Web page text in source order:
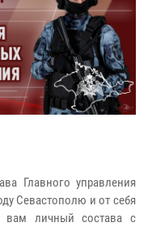
Главного управления
Севастополю и от себя
вам личный состава с